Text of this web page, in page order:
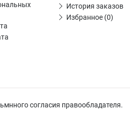
История заказов
Избранное (0)
согласия правообладателя.